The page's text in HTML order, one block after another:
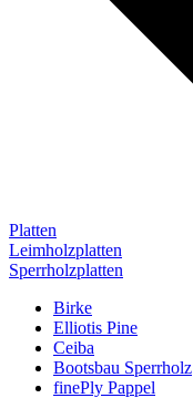
Platten
Leimholzplatten
Sperrholzplatten
Birke
Elliotis Pine
Ceiba
Bootsbau Sperrholz
finePly Pappel